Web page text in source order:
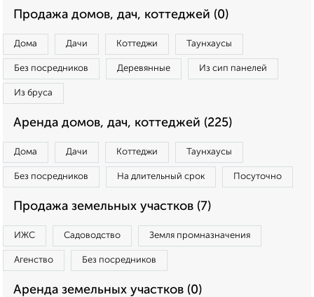
Продажа домов, дач, коттеджей (0)
Дома Дачи Коттеджи Таунхаусы
Без посредников Деревянные Из сип панелей
Из бруса
Аренда домов, дач, коттеджей (225)
Дома Дачи Коттеджи Таунхаусы
Без посредников На длительный срок Посуточно
Продажа земельных участков (7)
ИЖС Садоводство Земля промназначения
Агенство Без посредников
Аренда земельных участков (0)